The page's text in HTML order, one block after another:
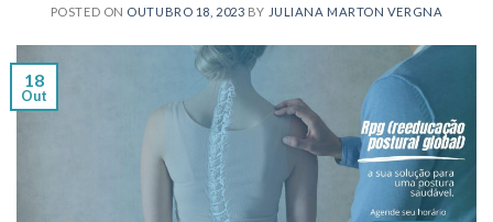
POSTED ON OUTUBRO 18, 2023 BY JULIANA MARTON VERGNA
18
Out